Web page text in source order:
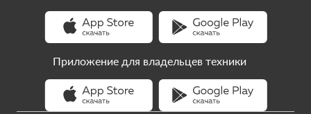
Приложение для владельцев техники